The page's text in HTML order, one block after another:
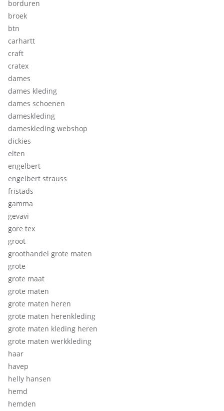
borduren
broek
btn
carhartt
craft
cratex
dames
dames kleding
dames schoenen
dameskleding
dameskleding webshop
dickies
elten
engelbert
engelbert strauss
fristads
gamma
gevavi
gore tex
groot
groothandel grote maten
grote
grote maat
grote maten
grote maten heren
grote maten herenkleding
grote maten kleding heren
grote maten werkkleding
haar
havep
helly hansen
hemd
hemden